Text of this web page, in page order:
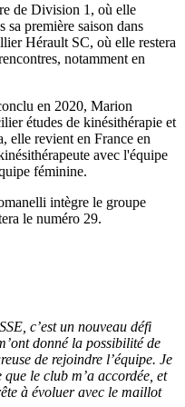
de Division 1, où elle
sa première saison dans
Hérault SC, où elle restera
notamment en
en 2020, Marion
études de kinésithérapie et
elle revient en France en
avec l'équipe
féminine.
intègre le groupe
le numéro 29.
c’est un nouveau défi
donné la possibilité de
de rejoindre l’équipe. Je
le club m’a accordée, et
à évoluer avec le maillot